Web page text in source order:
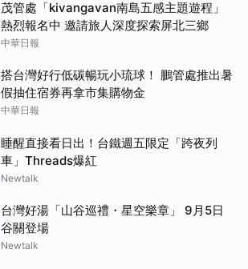
茂管處「kivangavan南島五感主題遊程」
熱烈報名中 邀請旅人深度探索屏北三鄉
中華日報
搭台灣好行低碳暢玩小琉球！ 鵬管處推出暑
假抽住宿券再拿市集購物金
中華日報
睡醒直接看日出！台鐵週五限定「跨夜列
車」Threads爆紅
Newtalk
台灣好湯「山谷巡禮・星空樂章」 9月5日
谷關登場
Newtalk